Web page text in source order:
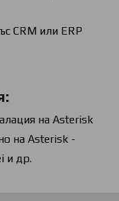
CRM или ERP
на Asterisk
на Asterisk -
и др.